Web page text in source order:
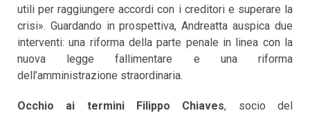
utili per raggiungere accordi con i creditori e superare la
crisi». Guardando in prospettiva, Andreatta auspica due
interventi: una riforma della parte penale in linea con la
nuova legge fallimentare e una riforma
dell’amministrazione straordinaria.
Occhio ai termini Filippo Chiaves, socio del